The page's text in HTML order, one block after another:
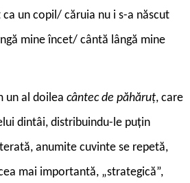
un copil/ căruia nu i s-a născut
mine încet/ cântă lângă mine
un al doilea cântec de păhăruț, care
dintâi, distribuindu-le puțin
anumite cuvinte se repetă,
mai importantă, „strategică”,